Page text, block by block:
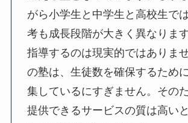
がら小学生と中学生と高校生で
考も成長段階が大きく異なりま
指導するのは現実的ではありま
の塾は、生徒数を確保するため
集しているにすぎません。その
提供できるサービスの質は高い